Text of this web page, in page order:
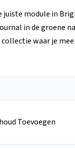
juiste module in
in de groene
waar je mee
Toevoegen